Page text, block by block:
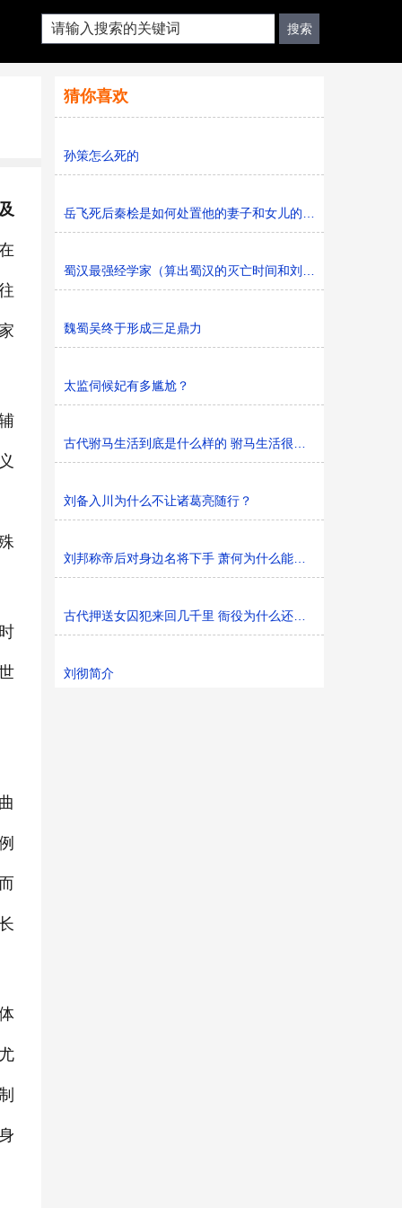
猜你喜欢
孙策怎么死的
岳飞死后秦桧是如何处置他的妻子和女儿的，秦桧怎么处置
蜀汉最强经学家（算出蜀汉的灭亡时间和刘备的死亡时间）
魏蜀吴终于形成三足鼎力
太监伺候妃有多尴尬？
古代驸马生活到底是什么样的 驸马生活很幸福吗
刘备入川为什么不让诸葛亮随行？
刘邦称帝后对身边名将下手 萧何为什么能安然无恙
古代押送女囚犯来回几千里 衙役为什么还要抢着去送
刘彻简介